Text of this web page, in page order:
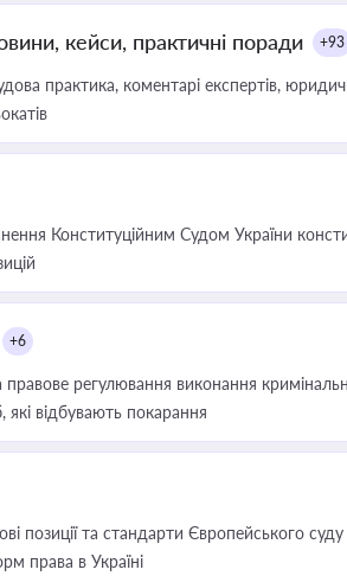
кейси, практичні поради +93
практика, коментарі експертів,
Конституційним Судом України
+6
регулювання виконання
які відбувають покарання
позиції та стандарти Європейського
права в Україні